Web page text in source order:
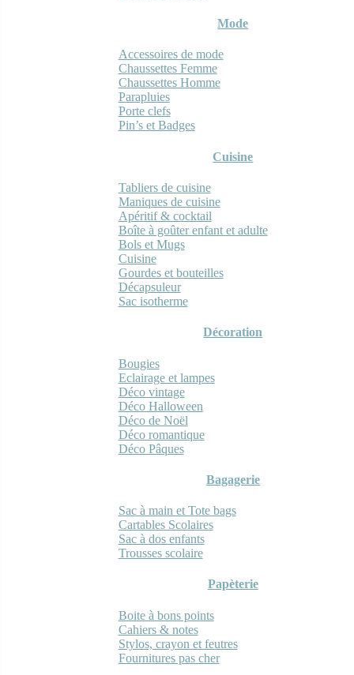
Mode
Accessoires de mode
Chaussettes Femme
Chaussettes Homme
Parapluies
Porte clefs
Pin’s et Badges
Cuisine
Tabliers de cuisine
Maniques de cuisine
Apéritif & cocktail
Boîte à goûter enfant et adulte
Bols et Mugs
Cuisine
Gourdes et bouteilles
Décapsuleur
Sac isotherme
Décoration
Bougies
Eclairage et lampes
Déco vintage
Déco Halloween
Déco de Noël
Déco romantique
Déco Pâques
Bagagerie
Sac à main et Tote bags
Cartables Scolaires
Sac à dos enfants
Trousses scolaire
Papèterie
Boite à bons points
Cahiers & notes
Stylos, crayon et feutres
Fournitures pas cher